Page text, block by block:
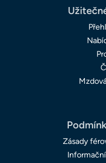
Zásady